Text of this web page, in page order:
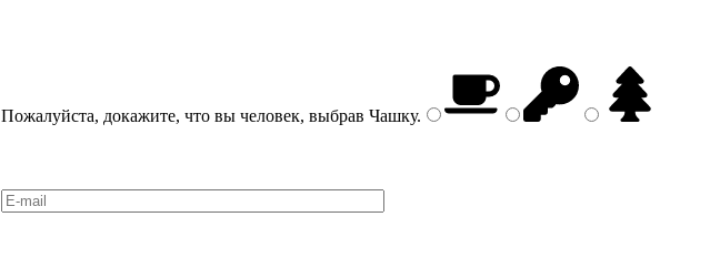
Пожалуйста, докажите, что вы человек, выбрав Чашку.